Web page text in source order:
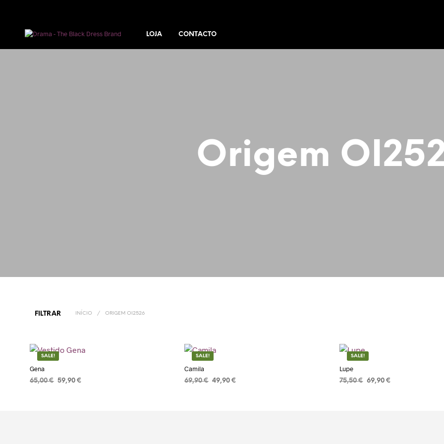
LOJA CONTACTO
Origem
FILTRAR INÍCIO / ORIGEM OI2526
SALE!
Gena
65,00€ 59,90 €
SALE!
Camila
69,90€ 49,90€
SALE!
Lupe
75,50€ 69,90 €